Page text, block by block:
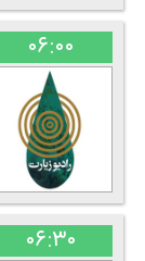
۰۶:۰۰
۰۶:۳۰